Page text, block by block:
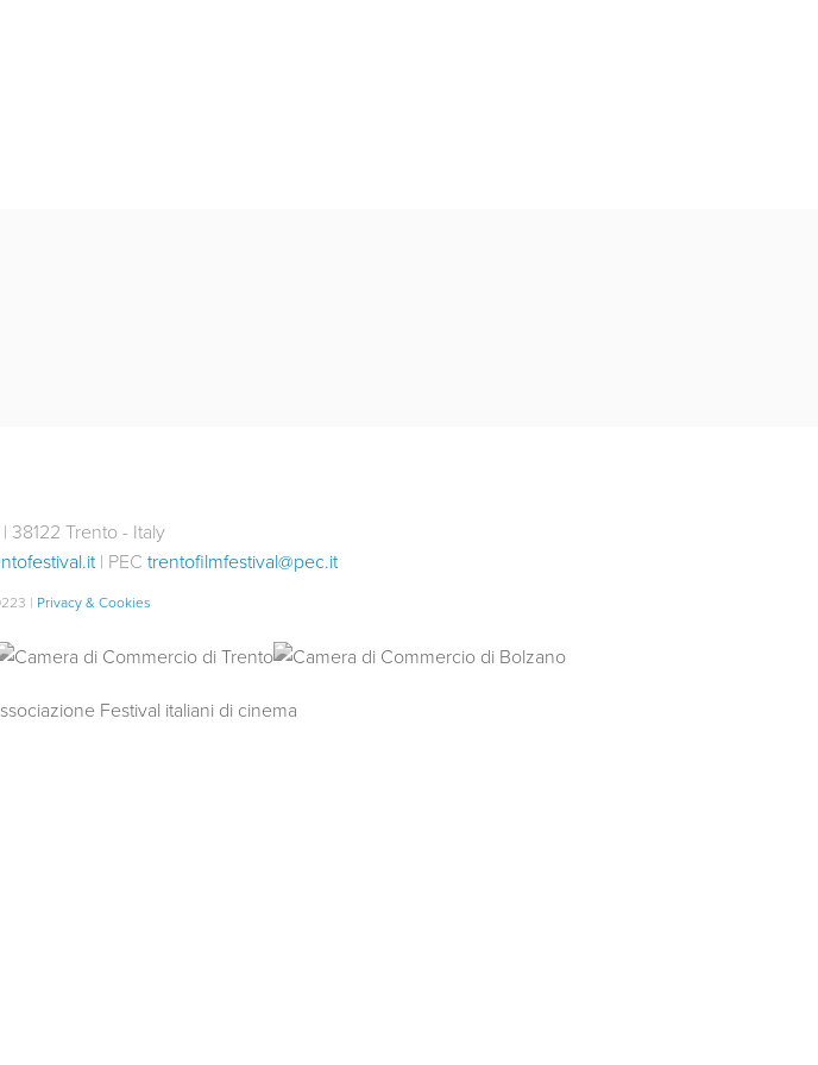
38122 Trento - Italy
| PEC trentofilmfestival@pec.it
| Privacy & Cookies